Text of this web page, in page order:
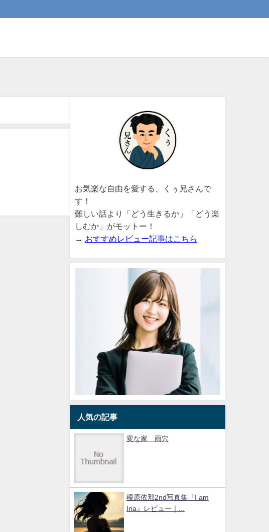
お気楽な自由を愛する、くぅ兄さんで
す！
難しい話より「どう生きるか」「どう楽
しむか」がモットー！
→ おすすめレビュー記事はこちら
人気の記事
変な家 雨穴
榎原依那2nd写真集『I am
Ina』レビュー｜...